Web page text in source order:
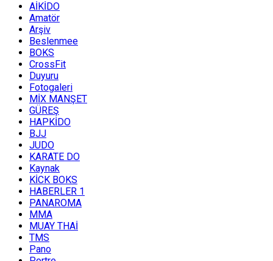
AİKİDO
Amatör
Arşiv
Beslenmee
BOKS
CrossFit
Duyuru
Fotogaleri
MİX MANŞET
GÜREŞ
HAPKİDO
BJJ
JUDO
KARATE DO
Kaynak
KİCK BOKS
HABERLER 1
PANAROMA
MMA
MUAY THAİ
TMS
Pano